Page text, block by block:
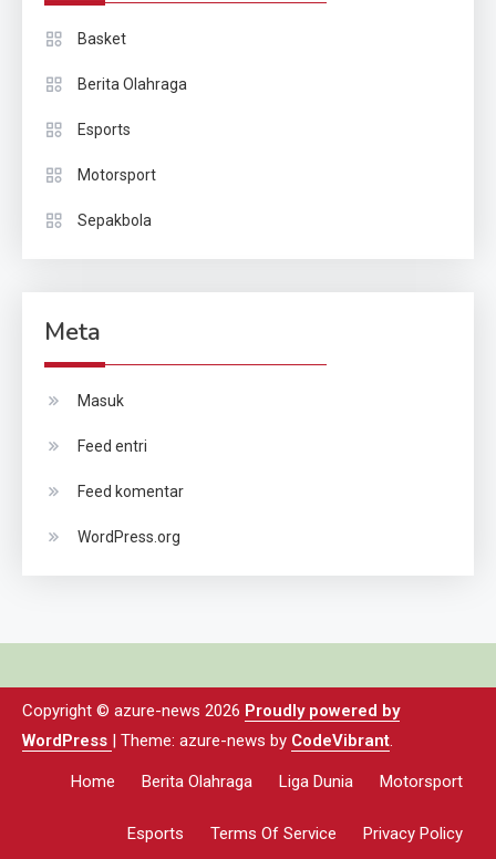
Basket
Berita Olahraga
Esports
Motorsport
Sepakbola
Meta
Masuk
Feed entri
Feed komentar
WordPress.org
Copyright © azure-news 2026 Proudly powered by
WordPress | Theme: azure-news by CodeVibrant
Home Berita Olahraga Liga Dunia Motorsport
Esports Terms Of Service Privacy Policy